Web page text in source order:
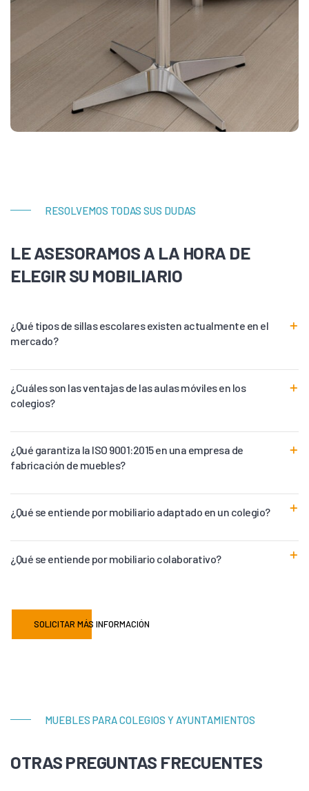
RESOLVEMOS TODAS SUS DUDAS
LE ASESORAMOS A LA HORA DE
ELEGIR SU MOBILIARIO
¿Qué tipos de sillas escolares existen actualmente en el
mercado?
¿Cuáles son las ventajas de las aulas móviles en los
colegios?
¿Qué garantiza la ISO 9001:2015 en una empresa de
fabricación de muebles?
¿Qué se entiende por mobiliario adaptado en un colegio?
¿Qué se entiende por mobiliario colaborativo?
SOLICITAR MÁS INFORMACIÓN
MUEBLES PARA COLEGIOS Y AYUNTAMIENTOS
OTRAS PREGUNTAS FRECUENTES